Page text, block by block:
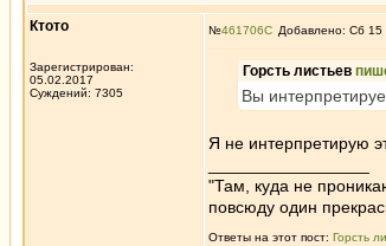
Ктото
Зарегистрирован:
05.02.2017
Суждений: 7305
№461706 Добавлено: Сб 15
Горсть листьев
Вы
Я не интерпретирую
"Там, куда не
повсюду один
Ответы на этот пост: Горсть